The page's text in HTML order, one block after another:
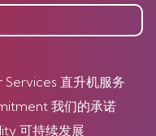
直升机服务
我们的承诺
可持续发展